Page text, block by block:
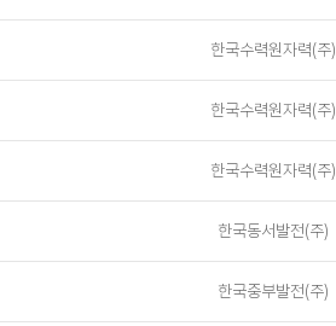
한국수력원자력(주)
한국수력원자력(주)
한국수력원자력(주)
한국동서발전(주)
한국중부발전(주)